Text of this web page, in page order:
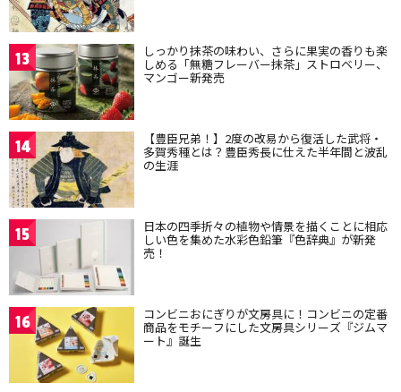
13 しっかり抹茶の味わい、さらに果実の香りも楽
しめる「無糖フレーバー抹茶」ストロベリー、
マンゴー新発売
14 【豊臣兄弟！】2度の改易から復活した武将・
多賀秀種とは？豊臣秀長に仕えた半年間と波乱
の生涯
15 日本の四季折々の植物や情景を描くことに相応
しい色を集めた水彩色鉛筆『色辞典』が新発
売！
16 コンビニおにぎりが文房具に！コンビニの定番
商品をモチーフにした文房具シリーズ『ジムマ
ート』誕生